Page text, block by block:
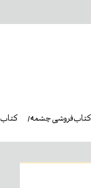
کتاب کتاب‌فروشی چشمه